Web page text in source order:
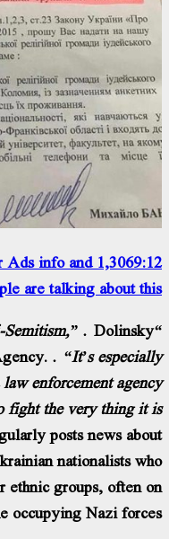
1,3069:12 AM – May 10, 2020
Ads info and
are talking about this
“It’s a total disgrace and open anti-Semitism,”
Dolinsky
Agency.“It’s especially
enforcement agency
fight the very thing it is
posts news about
nationalists who
ethnic groups, often on
occupying Nazi forces.